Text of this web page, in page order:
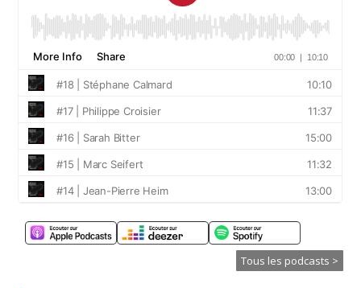
Tous les podcasts >